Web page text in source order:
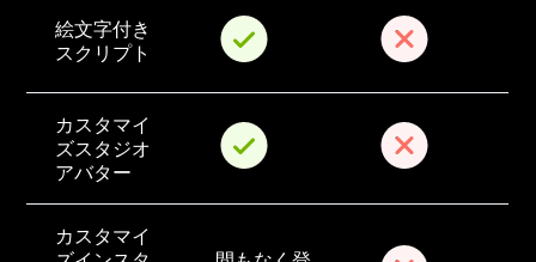
絵文字付き
スクリプト
カスタマイ
ズスタジオ
アバター
カスタマイ